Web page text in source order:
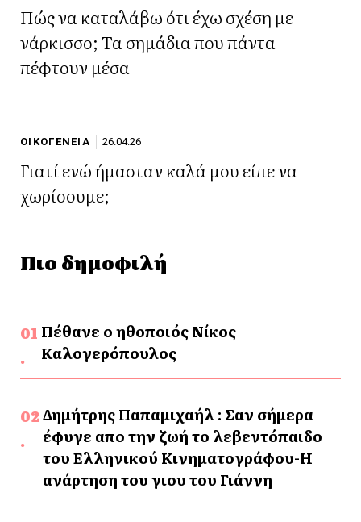
Πώς να καταλάβω ότι έχω σχέση με
νάρκισσο; Τα σημάδια που πάντα
πέφτουν μέσα
ΟΙΚΟΓΕΝΕΙΑ 26.04.26
Γιατί ενώ ήμασταν καλά μου είπε να
χωρίσουμε;
Πιο δημοφιλή
Πέθανε ο ηθοποιός Νίκος
Καλογερόπουλος
Δημήτρης Παπαμιχαήλ : Σαν σήμερα
έφυγε απο την ζωή το λεβεντόπαιδο
του Ελληνικού Κινηματογράφου-Η
ανάρτηση του γιου του Γιάννη